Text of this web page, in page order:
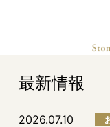
最新情報
2026.07.10